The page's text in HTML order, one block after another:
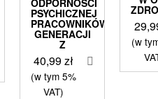
PSYCHICZNEJ
PRACOWNIKÓW
GENERACJI
Z
40,99zł
(w tym 5%
VAT)
(w